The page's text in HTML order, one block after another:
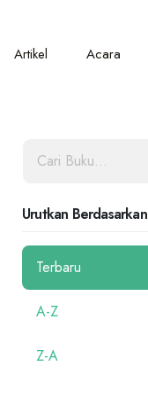
Artikel Acara
Urutkan Berdasarkan
Terbaru
A-Z
Z-A